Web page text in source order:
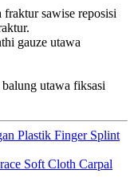
sawise reposisi
gauze utawa
utawa fiksasi
Plastik Finger Splint
Soft Cloth Carpal